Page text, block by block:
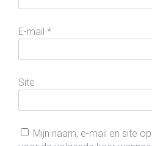
E-mail *
Site
Mijn naam, e-mail en site